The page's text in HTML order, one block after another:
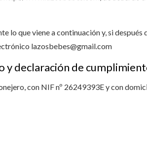
lo que viene a continuación y, si
lazosbebes@gmail.com
y declaración de
con NIF nº 26249393E y con